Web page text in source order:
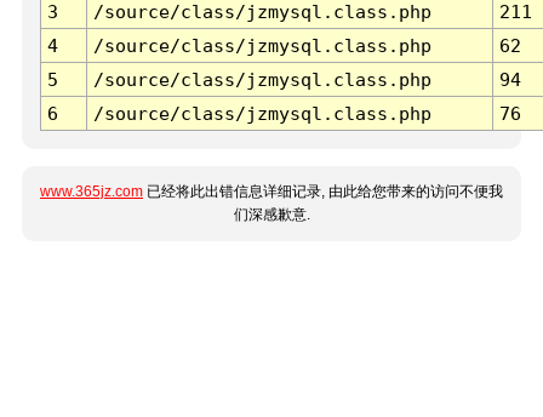
3 /source/class/jzmysql.class.php
211
4
/source/class/jzmysql.class.php
62
5
/source/class/jzmysql.class.php
94
6
/source/class/jzmysql.class.php 76
www.365jz.com 已经将此出错信息详细记录, 由此给您带来的访问不便我
们深感歉意.